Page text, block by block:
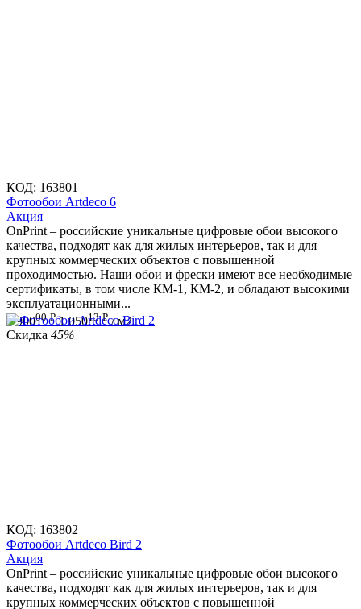
КОД: 163801
Фотообои Artdeco 6
Aкция
OnPrint – российские уникальные цифровые обои высокого
качества, подходят как для жилых интерьеров, так и для
крупных коммерческих объектов с повышенной
проходимостью. Наши обои и фрески имеют все необходимые
сертификаты, в том числе КМ-1, КМ-2, и обладают высокими
эксплуатационными...
1 90000 Р 1 05013 Р / м2
Скидка 45%
КОД: 163802
Фотообои Artdeco Bird 2
Aкция
OnPrint – российские уникальные цифровые обои высокого
качества, подходят как для жилых интерьеров, так и для
крупных коммерческих объектов с повышенной